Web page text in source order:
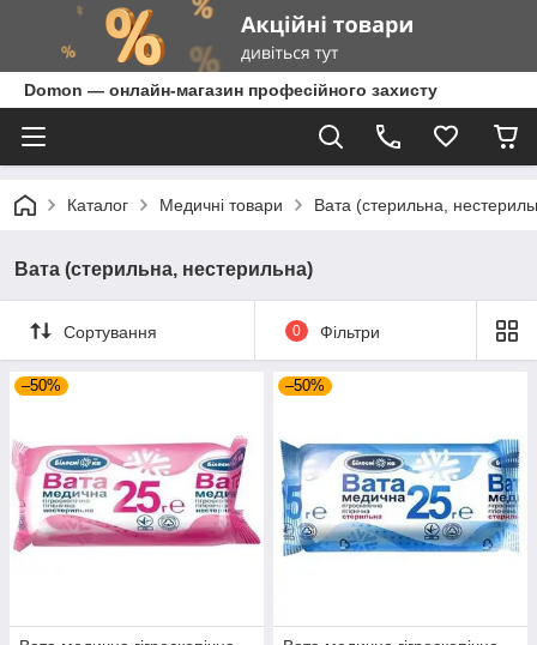
Domon — онлайн-магазин професійного захисту
Каталог Медичні товари Вата (стерильна,
Вата (стерильна, нестерильна)
Сортування 0 Фільтри
–50% –50%